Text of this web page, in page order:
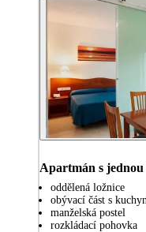
Apartmán s jednou
oddělená ložnice
obývací část s
manželská postel
rozkládací pohovka